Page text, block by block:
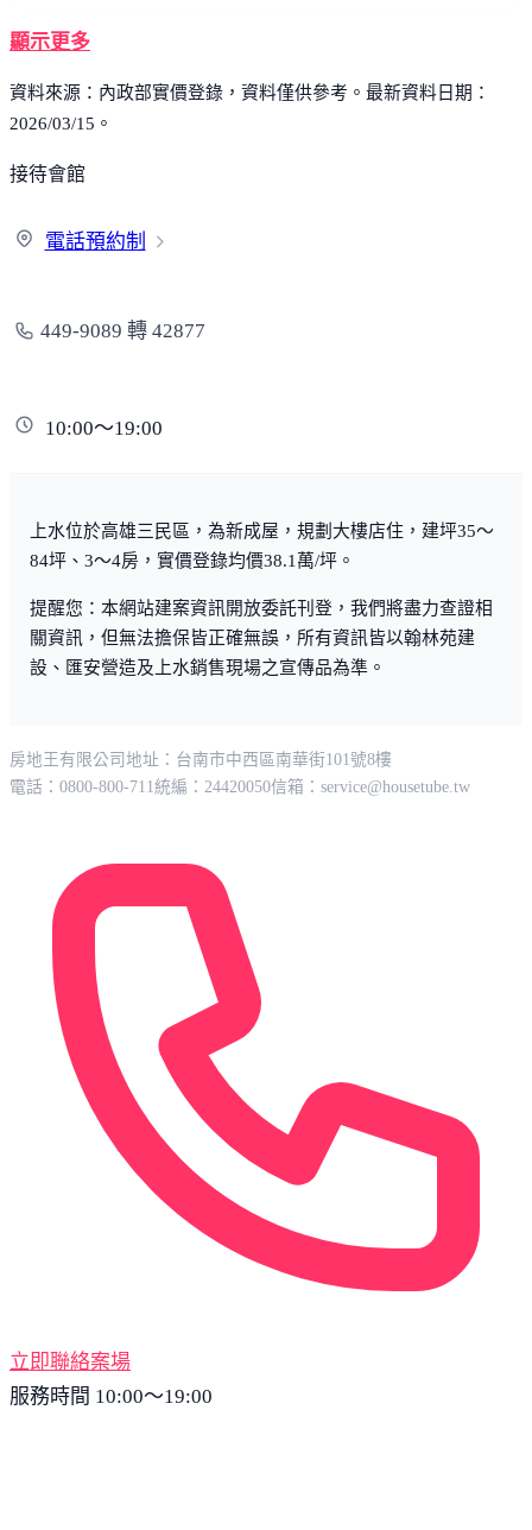
顯示更多
資料來源：內政部實價登錄，資料僅供參考。最新資料日期：
2026/03/15。
接待會館
電話預約制
449-9089 轉 42877
10:00～19:00
上水位於高雄三民區，為新成屋，規劃大樓店住，建坪35～
84坪、3～4房，實價登錄均價38.1萬/坪。
提醒您：本網站建案資訊開放委託刊登，我們將盡力查證相
關資訊，但無法擔保皆正確無誤，所有資訊皆以翰林苑建
設、匯安營造及上水銷售現場之宣傳品為準。
房地王有限公司 地址：台南市中西區南華街101號8樓
電話：0800-800-711 統編：24420050信箱： service@housetube.tw
立即聯絡案場
服務時間 10:00～19:00